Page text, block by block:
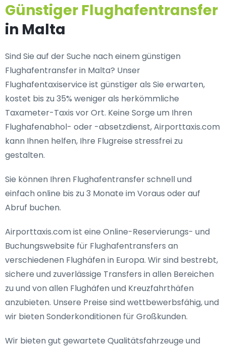
Günstiger Flughafentransfer
in Malta
Sind Sie auf der Suche nach einem günstigen
Flughafentransfer in Malta? Unser
Flughafentaxiservice ist günstiger als Sie erwarten,
kostet bis zu 35% weniger als herkömmliche
Taxameter-Taxis vor Ort. Keine Sorge um Ihren
Flughafenabhol- oder -absetzdienst, Airporttaxis.com
kann Ihnen helfen, Ihre Flugreise stressfrei zu
gestalten.
Sie können Ihren Flughafentransfer schnell und
einfach online bis zu 3 Monate im Voraus oder auf
Abruf buchen.
Airporttaxis.com ist eine Online-Reservierungs- und
Buchungswebsite für Flughafentransfers an
verschiedenen Flughäfen in Europa. Wir sind bestrebt,
sichere und zuverlässige Transfers in allen Bereichen
zu und von allen Flughäfen und Kreuzfahrthäfen
anzubieten. Unsere Preise sind wettbewerbsfähig, und
wir bieten Sonderkonditionen für Großkunden.
Wir bieten gut gewartete Qualitätsfahrzeuge und